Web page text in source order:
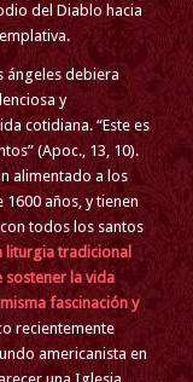
del Diablo hacia
ángeles debiera
y
cotidiana. “Este es
(Apoc., 13, 10).
alimentado a los
años, y tienen
todos los santos
liturgia tradicional
la vida
fascinación y
recientemente
americanista en